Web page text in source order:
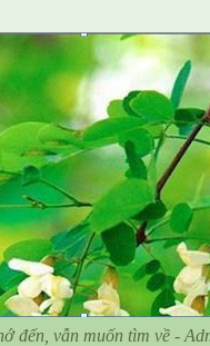
đến, vẫn muốn tìm về -